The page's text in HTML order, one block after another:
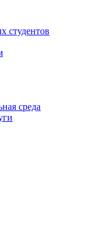
студентов
среда